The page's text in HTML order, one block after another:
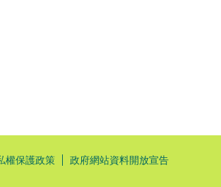
權保護政策
政府網站資料開放宣告